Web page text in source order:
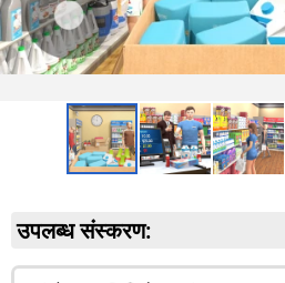
उपलब्ध संस्करण: